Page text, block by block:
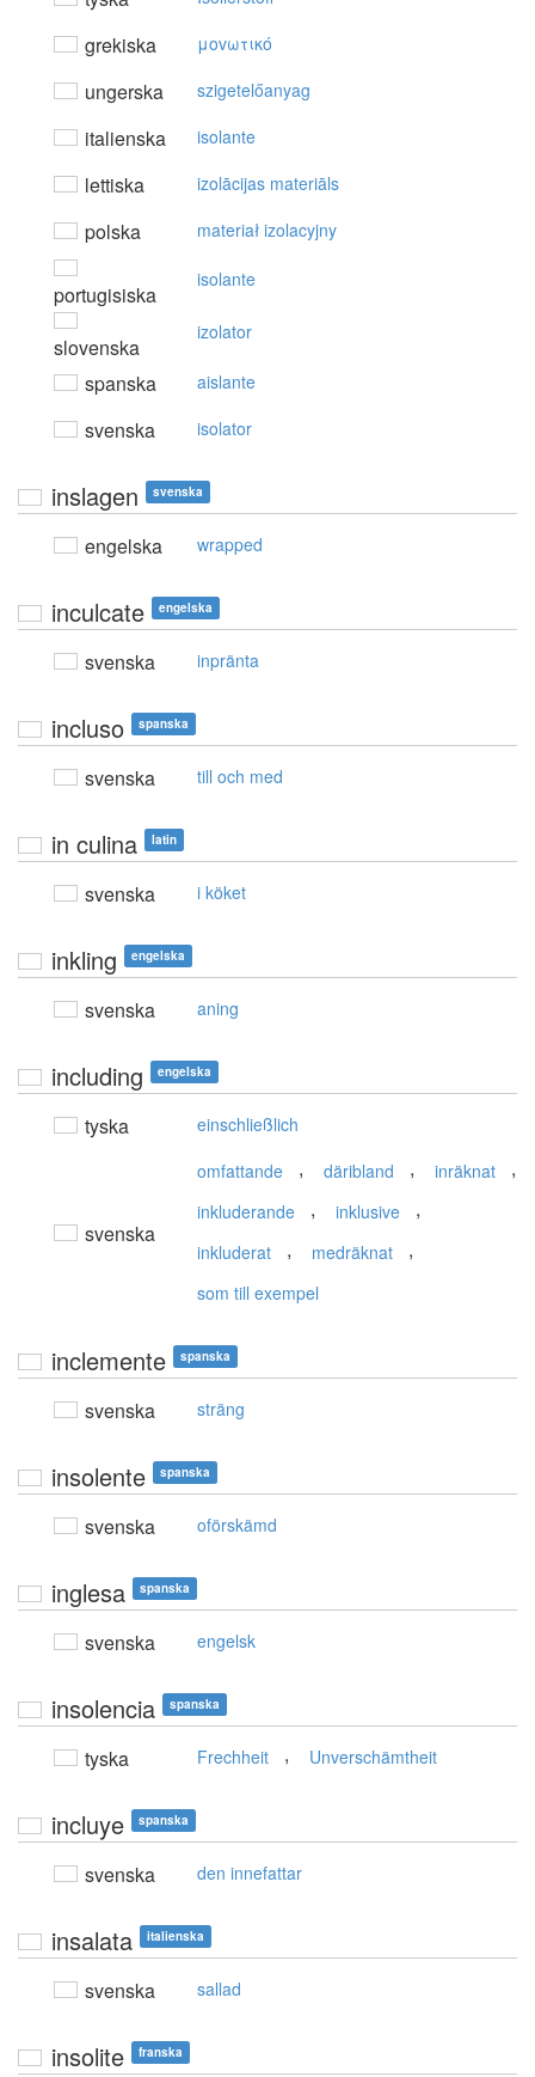
grekiska μovωτικό
ungerska szigetelőanyag
italienska isolante
lettiska izolācijas materiāls
polska materiał izolacyjny
portugisiska
isolante
slovenska
izolator
spanska aislante
svenska isolator
inslagen svenska
engelska wrapped
inculcate engelska
svenska inpränta
incluso spanska
svenska till och med
in culina latin
svenska i köket
inkling engelska
svenska aning
including engelska
tyska einschließlich
svenska
omfattande , däribland , inräknat ,
inkluderande , inklusive ,
inkluderat , medräknat ,
som till exempel
inclemente spanska
svenska sträng
insolente spanska
svenska oförskämd
inglesa spanska
svenska engelsk
insolencia spanska
tyska Frechheit , Unverschämtheit
incluye spanska
svenska den innefattar
insalata italienska
svenska sallad
insolite franska